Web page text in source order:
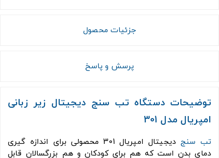
جزئیات محصول
پرسش و پاسخ
توضیحات دستگاهتب سنج دیجیتال زیر زبانی
امپریال مدل 301
تب سنج
دیجیتال امپریال 301 محصولی برای اندازه گیری
دمای بدن است که هم برای کودکان و هم بزرگسالان قابل